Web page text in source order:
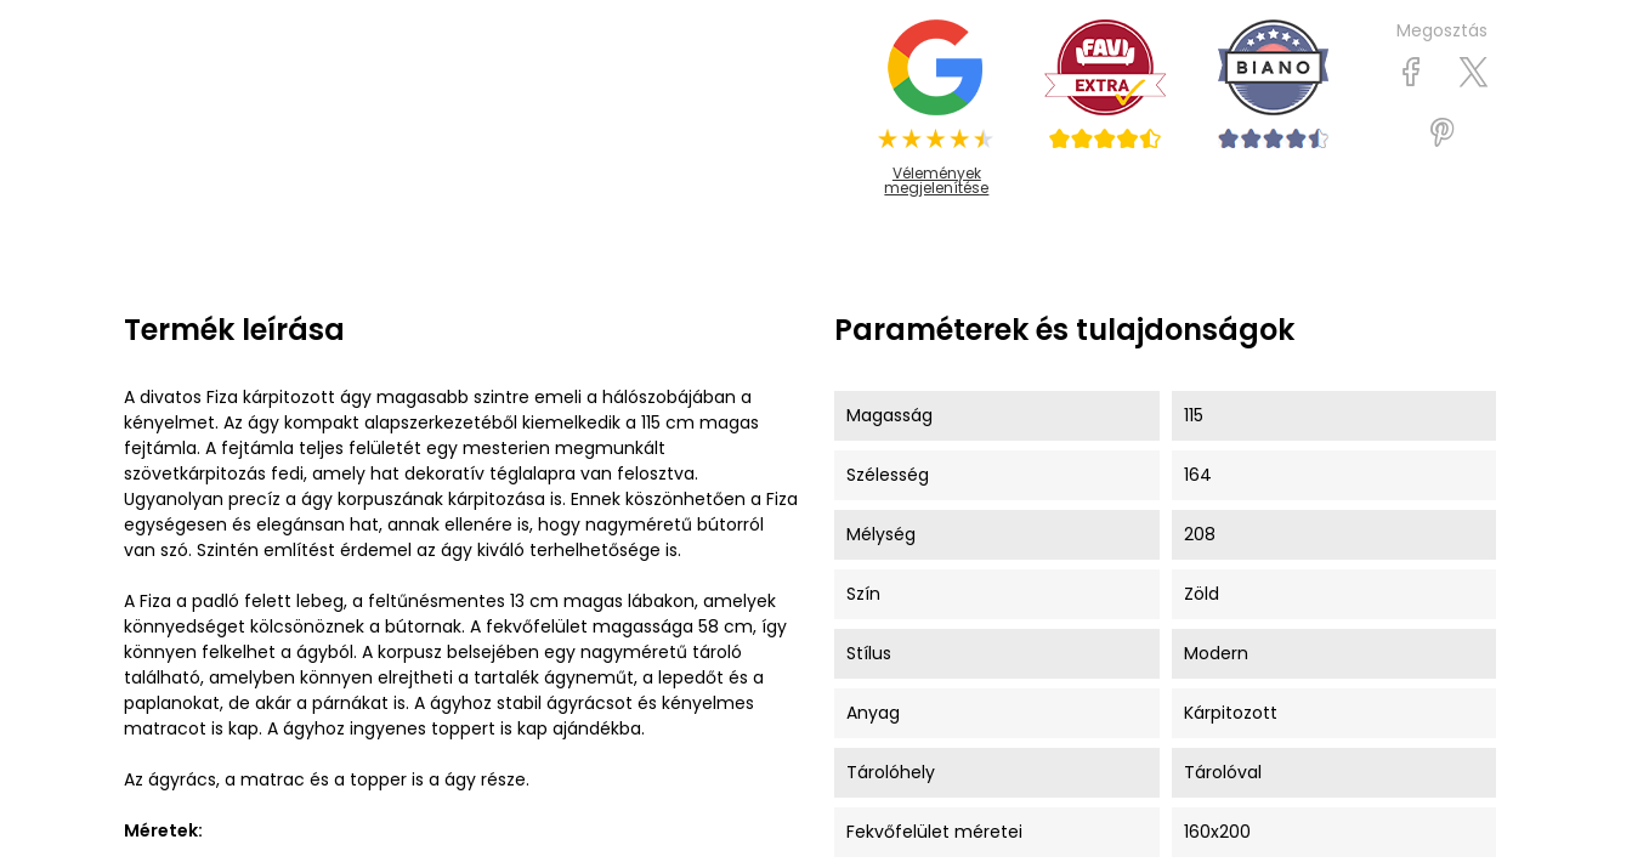
Vélemények
megjelenítése
Megosztás
Termék leírása
A divatos Fiza kárpitozott ágy magasabb szintre emeli a hálószobájában a
kényelmet. Az ágy kompakt alapszerkezetéből kiemelkedik a 115 cm magas
fejtámla. A fejtámla teljes felületét egy mesterien megmunkált
szövetkárpitozás fedi, amely hat dekoratív téglalapra van felosztva.
Ugyanolyan precíz a ágy korpuszának kárpitozása is. Ennek köszönhetően a Fiza
egységesen és elegánsan hat, annak ellenére is, hogy nagyméretű bútorról
van szó. Szintén említést érdemel az ágy kiváló terhelhetősége is.
A Fiza a padló felett lebeg, a feltűnésmentes 13 cm magas lábakon, amelyek
könnyedséget kölcsönöznek a bútornak. A fekvőfelület magassága 58 cm, így
könnyen felkelhet a ágyból. A korpusz belsejében egy nagyméretű tároló
található, amelyben könnyen elrejtheti a tartalék ágyneműt, a lepedőt és a
paplanokat, de akár a párnákat is. A ágyhoz stabil ágyrácsot és kényelmes
matracot is kap. A ágyhoz ingyenes toppert is kap ajándékba.
Az ágyrács, a matrac és a topper is a ágy része.
Méretek:
Paraméterek és tulajdonságok
Magasság 115
Szélesség 164
Mélység 208
Szín Zöld
Stílus Modern
Anyag Kárpitozott
Tárolóhely Tárolóval
Fekvőfelület méretei 160x200